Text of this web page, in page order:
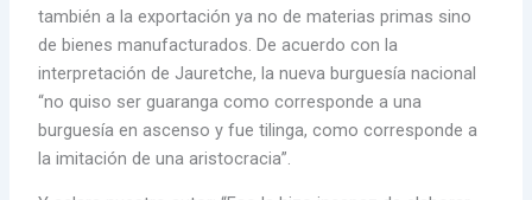
también a la exportación ya no de materias primas sino
de bienes manufacturados. De acuerdo con la
interpretación de Jauretche, la nueva burguesía nacional
“no quiso ser guaranga como corresponde a una
burguesía en ascenso y fue tilinga, como corresponde a
la imitación de una aristocracia”.